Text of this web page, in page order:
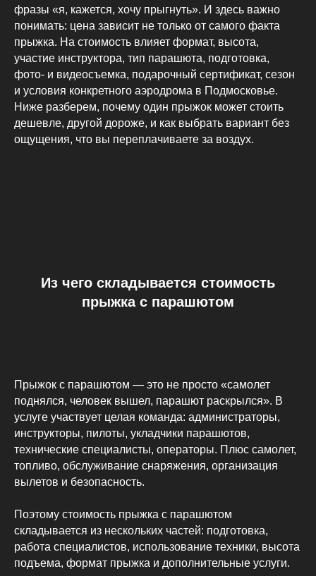
фразы «я, кажется, хочу прыгнуть». И здесь важно
понимать: цена зависит не только от самого факта
прыжка. На стоимость влияет формат, высота,
участие инструктора, тип парашюта, подготовка,
фото- и видеосъемка, подарочный сертификат, сезон
и условия конкретного аэродрома в Подмосковье.
Ниже разберем, почему один прыжок может стоить
дешевле, другой дороже, и как выбрать вариант без
ощущения, что вы переплачиваете за воздух.
Из чего складывается стоимость
прыжка с парашютом
Прыжок с парашютом — это не просто «самолет
поднялся, человек вышел, парашют раскрылся». В
услуге участвует целая команда: администраторы,
инструкторы, пилоты, укладчики парашютов,
технические специалисты, операторы. Плюс самолет,
топливо, обслуживание снаряжения, организация
вылетов и безопасность.
Поэтому стоимость прыжка с парашютом
складывается из нескольких частей: подготовка,
работа специалистов, использование техники, высота
подъема, формат прыжка и дополнительные услуги.